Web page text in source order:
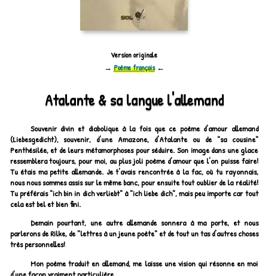
Version originale
→ Poème français←
Atalante & sa langue l'allemand
Souvenir divin et diabolique à la fois que ce poème d'amour allemand
(Liebesgedicht), souvenir, d'une Amazone, d'Atalante ou de "sa cousine"
Penthésilée, et de leurs métamorphoses pour séduire. Son image dans une glace
ressemblera toujours, pour moi, au plus joli poème d'amour que l'on puisse faire!
Tu étais ma petite allemande. Je t'avais rencontrée à la fac, où tu rayonnais,
nous nous sommes assis sur le même banc, pour ensuite tout oublier de la réalité!
Tu préférais"ich bin in dich verliebt"à"ich liebe dich", mais peu importe car tout
cela est bel et bien fini.
Demain pourtant, une autre allemande sonnera à ma porte, et nous
parlerons de Rilke, de "lettres à un jeune poète" et de tout un tas d'autres choses
très personnelles!
Mon poème traduit en allemand, me laisse une vision qui résonne en moi